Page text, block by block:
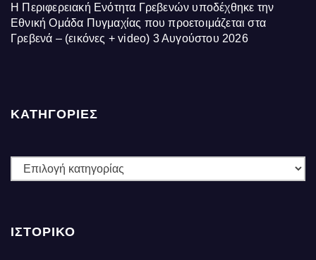
Η Περιφερειακή Ενότητα Γρεβενών υποδέχθηκε την
Εθνική Ομάδα Πυγμαχίας που προετοιμάζεται στα
Γρεβενά – (εικόνες + video) 3 Αυγούστου 2026
ΚΑΤΗΓΟΡΙΕΣ
ΚΑΤΗΓΟΡΙΕΣ
ΙΣΤΟΡΙΚΌ